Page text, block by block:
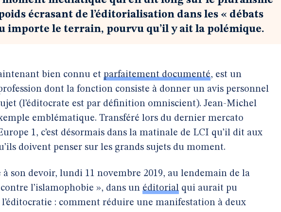
écrasant de l’éditorialisation dans les « débats
importe le terrain, pourvu qu’il y ait la polémique.
bien connu et parfaitement documenté, est un
dont la fonction consiste à donner un avis personnel
(l’éditocrate est par définition omniscient). Jean-Michel
emblématique. Transféré lors du dernier mercato
1, c’est désormais dans la matinale de LCI qu’il dit aux
doivent penser sur les grands sujets du moment.
à son devoir, lundi 11 novembre 2019, au lendemain de la
l’islamophobie », dans un éditorial qui aurait pu
l’éditocratie : comment réduire une manifestation à deux